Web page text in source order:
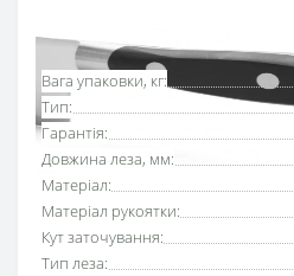
Основні характеристики
Вага упаковки, кг:
Тип:
Гарантія:
Довжина леза, мм:
Матеріал:
Матеріал рукоятки:
Кут заточування:
Тип леза: